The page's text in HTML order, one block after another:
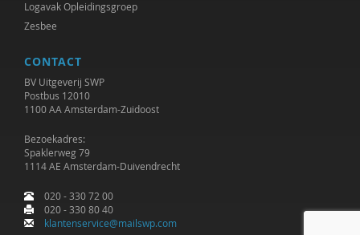
Logavak Opleidingsgroep
Zesbee
CONTACT
BV Uitgeverij SWP
Postbus 12010
1100 AA Amsterdam-Zuidoost
Bezoekadres:
Spaklerweg 79
1114 AE Amsterdam-Duivendrecht
020 - 330 72 00
020 - 330 80 40
klantenservice@mailswp.com